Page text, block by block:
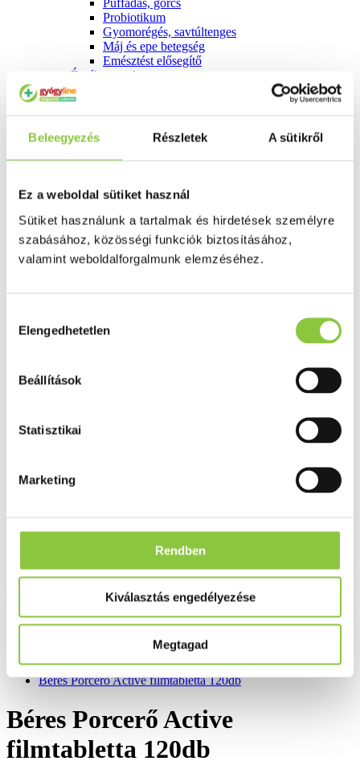
Beleegyezés Részletek A sütikről
Ez a weboldal sütiket használ
Sütiket használunk a tartalmak és hirdetések személyre
szabásához, közösségi funkciók biztosításához,
valamint weboldalforgalmunk elemzéséhez.
kiválasztása
Elengedhetetlen
Beállítások
Statisztikai
Marketing
Rendben
Kiválasztás engedélyezése
Megtagad
Puffadás, görcs
Probiotikum
Gyomorégés, savtúltenges
Máj és epe betegség
Emésztést elősegítő
Érzékszervek
Húgyutak
Női problémák
Betétek, tamponok
Terhességi tesztek
Fertőzések, hüvelyflóra helyreállítás
Inkontinencia
Férfi problémák
Prosztata
Koleszterinszint csökkentők, omega 3
Egészség ajándékba
Tápszer
Ajánlataink
Porc és csont erősítők
Béres Porcerő Active filmtabletta 120db
Béres Porcerő Active
filmtabletta 120db